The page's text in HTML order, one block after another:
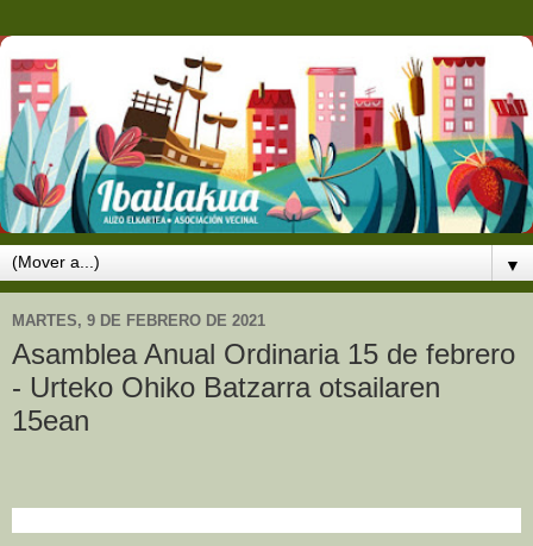
▼
MARTES, 9 DE FEBRERO DE 2021
Asamblea Anual Ordinaria 15 de febrero
- Urteko Ohiko Batzarra otsailaren
15ean